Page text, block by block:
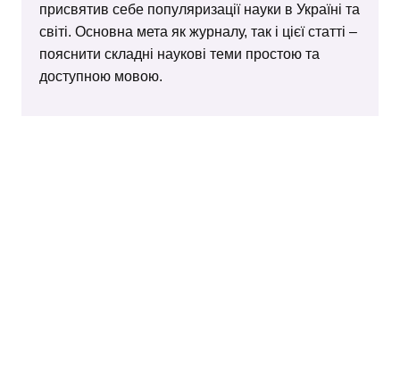
присвятив себе популяризації науки в Україні та
світі. Основна мета як журналу, так і цієї статті –
пояснити складні наукові теми простою та
доступною мовою.